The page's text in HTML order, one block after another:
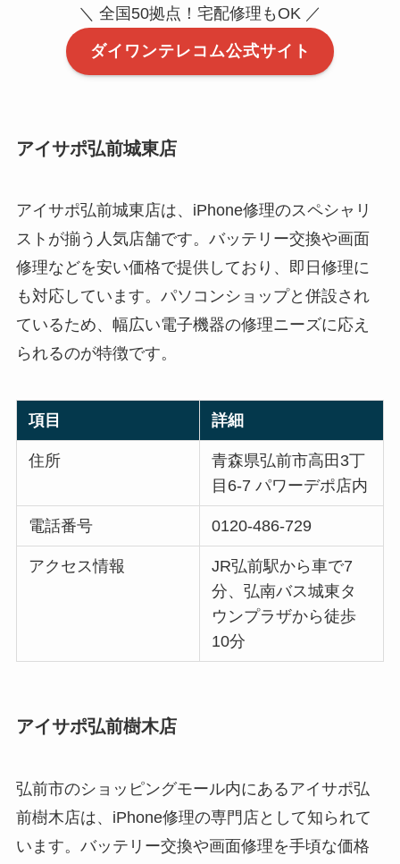
＼ 全国50拠点！宅配修理もOK ／
ダイワンテレコム公式サイト
アイサポ弘前城東店
アイサポ弘前城東店は、iPhone修理のスペシャリ
ストが揃う人気店舗です。バッテリー交換や画面
修理などを安い価格で提供しており、即日修理に
も対応しています。パソコンショップと併設され
ているため、幅広い電子機器の修理ニーズに応え
られるのが特徴です。
項目 詳細
住所
青森県弘前市高田3丁
目6-7 パワーデポ店内
電話番号 0120-486-729
アクセス情報
JR弘前駅から車で7
分、弘南バス城東タ
ウンプラザから徒歩
10分
アイサポ弘前樹木店
弘前市のショッピングモール内にあるアイサポ弘
前樹木店は、iPhone修理の専門店として知られて
います。バッテリー交換や画面修理を手頃な価格